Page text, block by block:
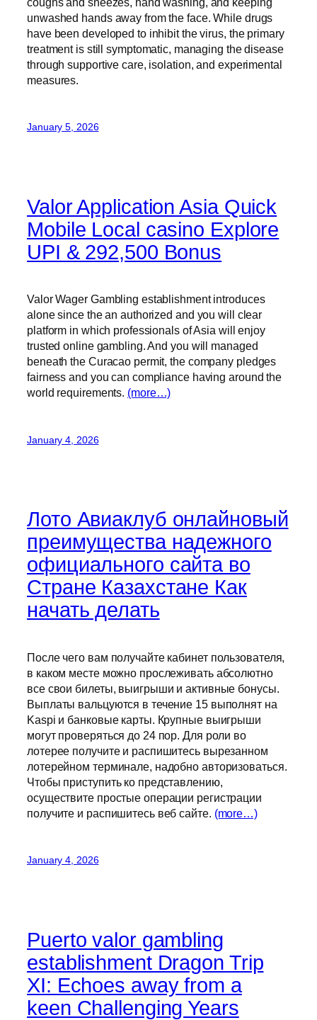
unwashed hands away from the face. While drugs
have been developed to inhibit the virus, the primary
treatment is still symptomatic, managing the disease
through supportive care, isolation, and experimental
measures.
January 5, 2026
Valor Application Asia Quick
Mobile Local casino Explore
UPI & 292,500 Bonus
Valor Wager Gambling establishment introduces
alone since the an authorized and you will clear
platform in which professionals of Asia will enjoy
trusted online gambling. And you will managed
beneath the Curacao permit, the company pledges
fairness and you can compliance having around the
world requirements. (more…)
January 4, 2026
Лото Авиаклуб онлайновый
преимущества надежного
официального сайта во
Стране Казахстане Как
начать делать
После чего вам получайте кабинет пользователя,
в каком месте можно прослеживать абсолютно
все свои билеты, выигрыши и активные бонусы.
Выплаты вальцуются в течение 15 выполнят на
Kaspi и банковые карты. Крупные выигрыши
могут проверяться до 24 пор. Для роли во
лотерее получите и распишитесь вырезанном
лотерейном терминале, надобно авторизоваться.
Чтобы приступить ко представлению,
осуществите простые операции регистрации
получите и распишитесь веб сайте. (more…)
January 4, 2026
Puerto valor gambling
establishment Dragon Trip
XI: Echoes away from a
keen Challenging Years